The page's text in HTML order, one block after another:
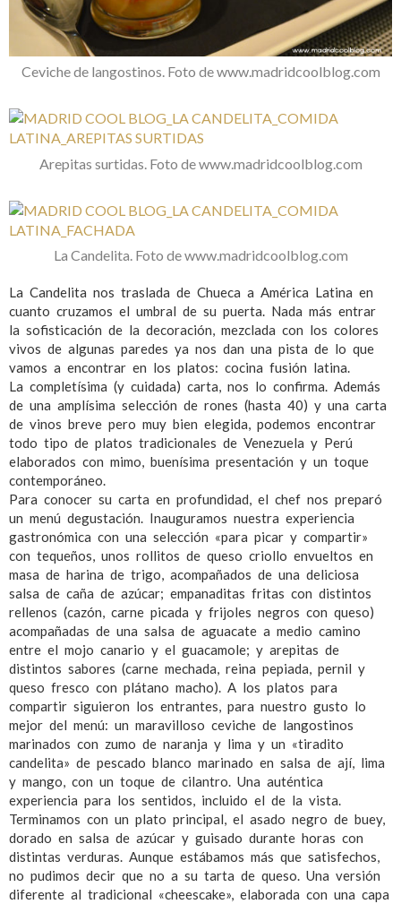
Ceviche de langostinos. Foto de www.madridcoolblog.com
Arepitas surtidas. Foto de www.madridcoolblog.com
La Candelita. Foto de www.madridcoolblog.com
La Candelita nos traslada de Chueca a América Latina en
cuanto cruzamos el umbral de su puerta. Nada más entrar
la sofisticación de la decoración, mezclada con los colores
vivos de algunas paredes ya nos dan una pista de lo que
vamos a encontrar en los platos: cocina fusión latina.
La completísima (y cuidada) carta, nos lo confirma. Además
de una amplísima selección de rones (hasta 40) y una carta
de vinos breve pero muy bien elegida, podemos encontrar
todo tipo de platos tradicionales de Venezuela y Perú
elaborados con mimo, buenísima presentación y un toque
contemporáneo.
Para conocer su carta en profundidad, el chef nos preparó
un menú degustación. Inauguramos nuestra experiencia
gastronómica con una selección «para picar y compartir»
con tequeños, unos rollitos de queso criollo envueltos en
masa de harina de trigo, acompañados de una deliciosa
salsa de caña de azúcar; empanaditas fritas con distintos
rellenos (cazón, carne picada y frijoles negros con queso)
acompañadas de una salsa de aguacate a medio camino
entre el mojo canario y el guacamole; y arepitas de
distintos sabores (carne mechada, reina pepiada, pernil y
queso fresco con plátano macho). A los platos para
compartir siguieron los entrantes, para nuestro gusto lo
mejor del menú: un maravilloso ceviche de langostinos
marinados con zumo de naranja y lima y un «tiradito
candelita» de pescado blanco marinado en salsa de ají, lima
y mango, con un toque de cilantro. Una auténtica
experiencia para los sentidos, incluido el de la vista.
Terminamos con un plato principal, el asado negro de buey,
dorado en salsa de azúcar y guisado durante horas con
distintas verduras. Aunque estábamos más que satisfechos,
no pudimos decir que no a su tarta de queso. Una versión
diferente al tradicional «cheescake», elaborada con una capa